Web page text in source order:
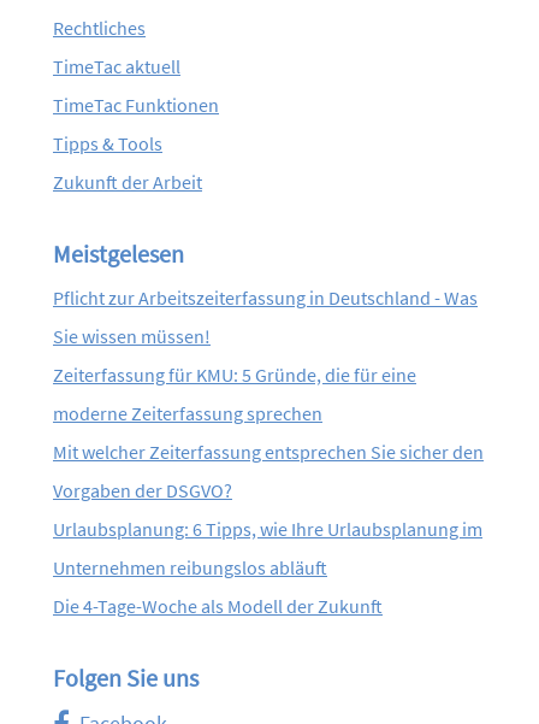
Rechtliches
TimeTac aktuell
TimeTac Funktionen
Tipps & Tools
Zukunft der Arbeit
Meistgelesen
Pflicht zur Arbeitszeiterfassung in Deutschland - Was
Sie wissen müssen!
Zeiterfassung für KMU: 5 Gründe, die für eine
moderne Zeiterfassung sprechen
Mit welcher Zeiterfassung entsprechen Sie sicher den
Vorgaben der DSGVO?
Urlaubsplanung: 6 Tipps, wie Ihre Urlaubsplanung im
Unternehmen reibungslos abläuft
Die 4-Tage-Woche als Modell der Zukunft
Folgen Sie uns